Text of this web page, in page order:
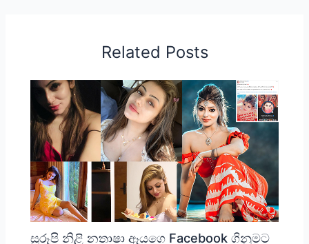
Related Posts
සුරූපි නිළි නතාෂා ඈයගෙ Facebook ගිනුමට